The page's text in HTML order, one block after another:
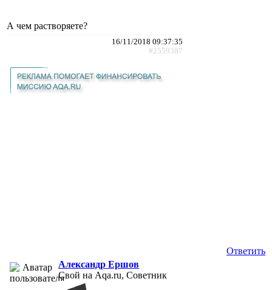
А чем растворяете?
16/11/2018 09:37:35
#2559387
Ответить
Александр Ершов
Свой на Aqa.ru, Советник